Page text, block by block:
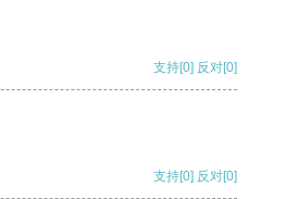
支持[0] 反对[0]
支持[0] 反对[0]